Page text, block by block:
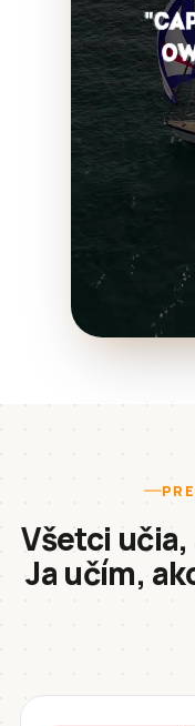
Všetci
Ja učím,